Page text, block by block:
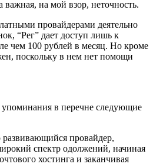
на мой взор, неточность.
провайдерами деятельно
“Рег” дает доступ лишь к
чем 100 рублей в месяц. Но кроме
поскольку в нем нет помощи
в перечне следующие
провайдер,
спектр одолжений, начиная
хостинга и заканчивая